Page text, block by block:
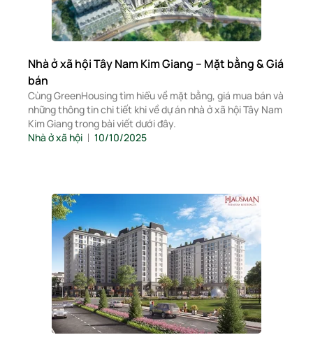
Nhà ở xã hội Tây Nam Kim Giang – Mặt bằng & Giá
bán
Cùng GreenHousing tìm hiểu về mặt bằng, giá mua bán và
những thông tin chi tiết khi về dự án nhà ở xã hội Tây Nam
Kim Giang trong bài viết dưới đây.
Nhà ở xã hội
10/10/2025